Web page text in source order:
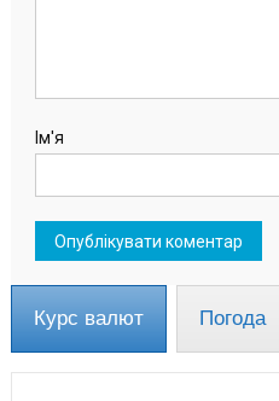
Ім'я
Курс валют Погода